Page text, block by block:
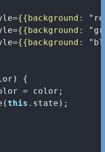
={{background: "
={{background: "
={{background: "
{
= color;
this .state);